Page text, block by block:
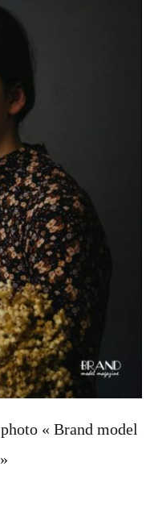
« Brand model